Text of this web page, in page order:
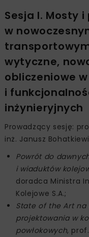
Sesja I. Mosty
w
wytyczne,
obliczeniowe
i
inżynieryjnych
Prowadzący sesję:
inż. Janusz
Powrót do
i wiaduktów
doradca Ministra
Kolejowe S.A.;
State of the Art
projektowania w
powłokowych,